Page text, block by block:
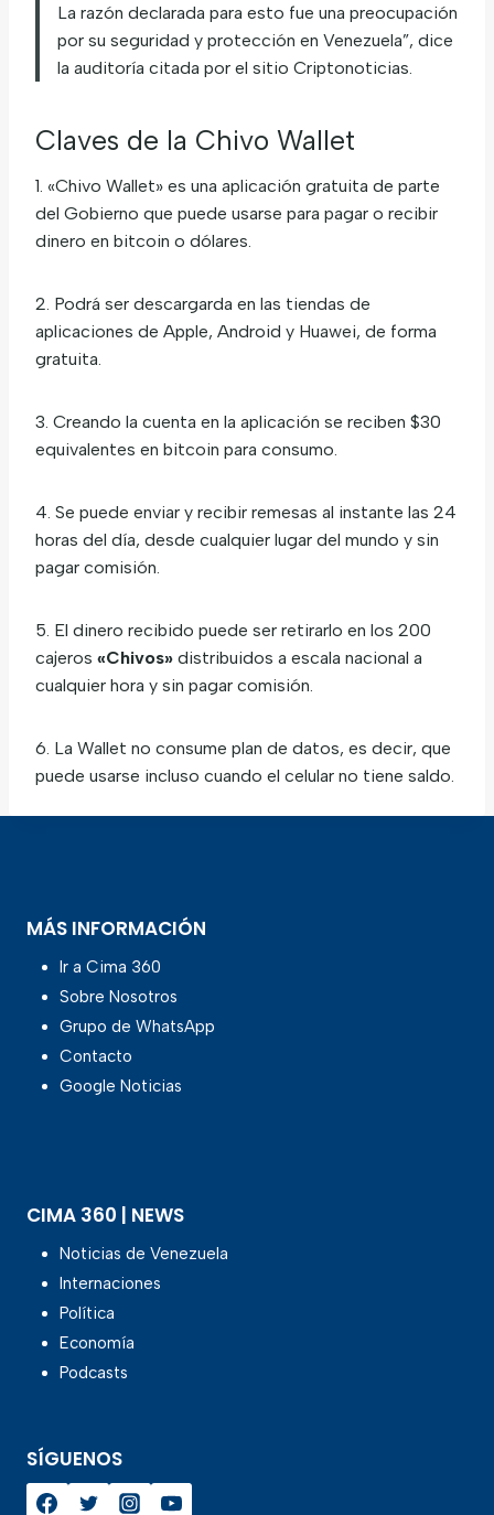
La razón declarada para esto fue una preocupación
por su seguridad y protección en Venezuela”, dice
la auditoría citada por el sitio Criptonoticias.
Claves de la Chivo Wallet
1. «Chivo Wallet» es una aplicación gratuita de parte
del Gobierno que puede usarse para pagar o recibir
dinero en bitcoin o dólares.
2. Podrá ser descargarda en las tiendas de
aplicaciones de Apple, Android y Huawei, de forma
gratuita.
3. Creando la cuenta en la aplicación se reciben $30
equivalentes en bitcoin para consumo.
4. Se puede enviar y recibir remesas al instante las 24
horas del día, desde cualquier lugar del mundo y sin
pagar comisión.
5. El dinero recibido puede ser retirarlo en los 200
cajeros «Chivos» distribuidos a escala nacional a
cualquier hora y sin pagar comisión.
6. La Wallet no consume plan de datos, es decir, que
puede usarse incluso cuando el celular no tiene saldo.
MÁS INFORMACIÓN
Ir a Cima 360
Sobre Nosotros
Grupo de WhatsApp
Contacto
Google Noticias
CIMA 360 | NEWS
Noticias de Venezuela
Internaciones
Política
Economía
Podcasts
SÍGUENOS